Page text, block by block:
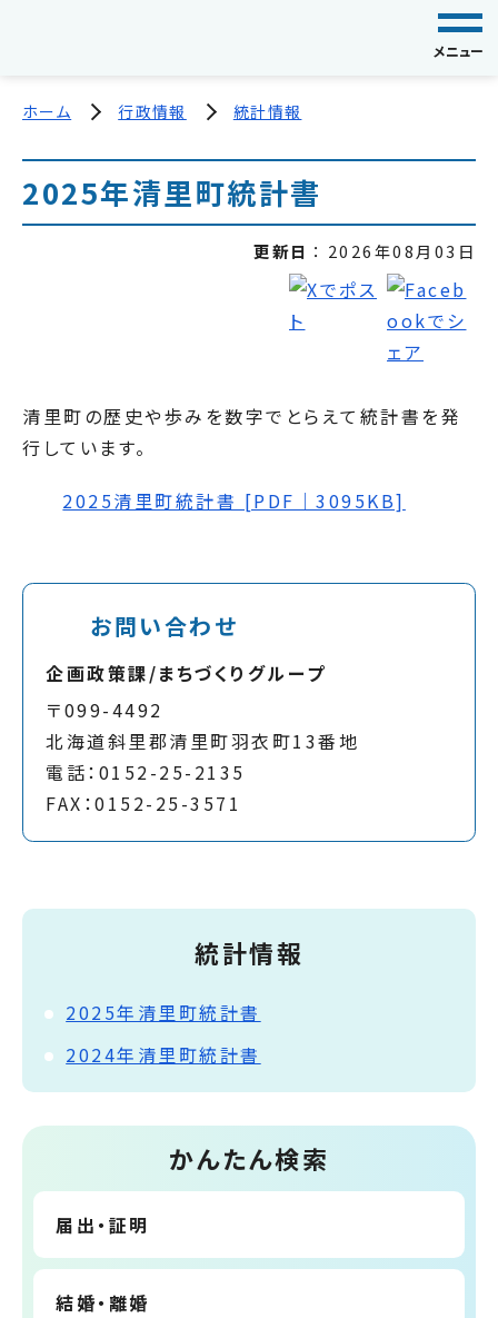
メニュー
ホーム 行政情報 統計情報
2025年清里町統計書
更新日 2026年08月03日
清里町の歴史や歩みを数字でとらえて統計書を発
行しています。
2025清里町統計書 [PDF｜3095KB]
お問い合わせ
企画政策課/まちづくりグループ
〒099-4492
北海道斜里郡清里町羽衣町13番地
電話：0152-25-2135
FAX：0152-25-3571
統計情報
2025年清里町統計書
2024年清里町統計書
かんたん検索
届出・証明
結婚・離婚